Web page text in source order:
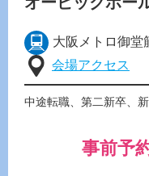
大阪メトロ御堂
会場アクセス
中途転職、第二新卒、
事前予